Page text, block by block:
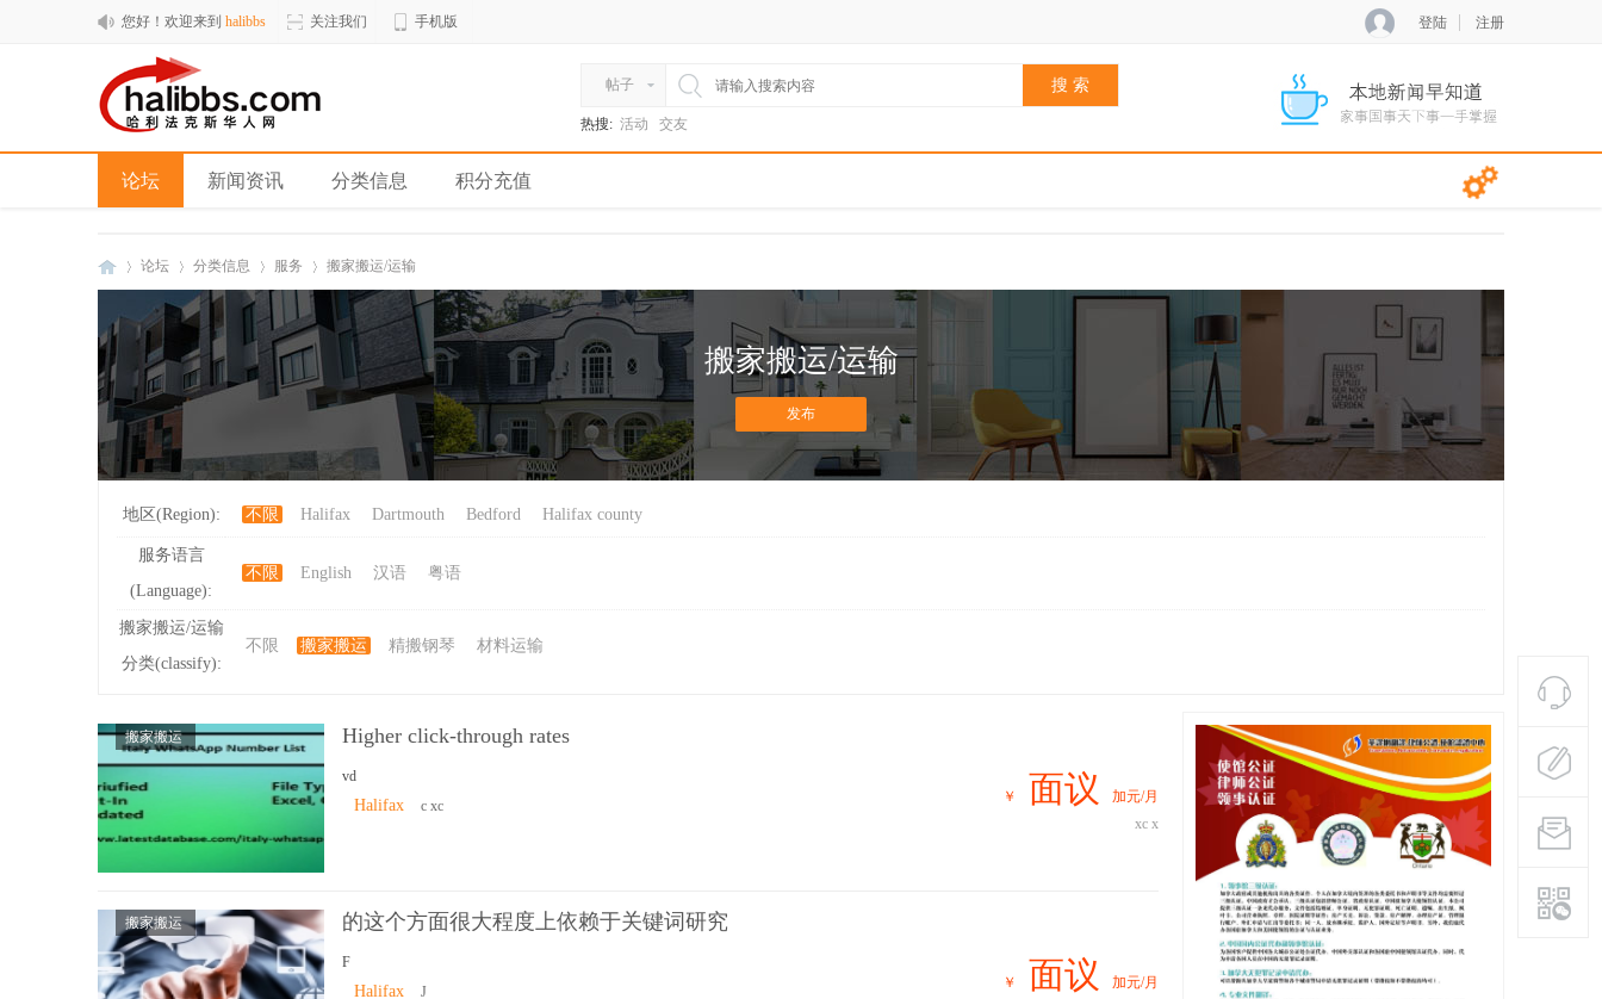
您好！欢迎来到 halibbs 关注我们 手机版 登陆 注册
帖子 搜 索
热搜: 活动 交友
论坛 新闻资讯 分类信息 积分充值
hal
s
论坛 分类信息
›
服务
›
搬家搬运/运输
搬家搬运/运输
发布
地区(Region): 不限 Halifax Dartmouth Bedford Halifax county
服务语言
(Language):
不限 English 汉语 粤语
搬家搬运/运输
分类(classify):
不限 搬家搬运 精搬钢琴 材料运输
搬家搬运 Higher click-through rates
vd
Halifax c xc
￥ 面议
加元/月
xc x
搬家搬运 的这个方面很大程度上依赖于关键词研究
F
Halifax J
￥ 面议
加元/月